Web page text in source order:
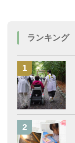
ランキング